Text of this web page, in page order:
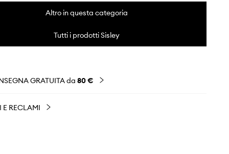
Altro in questa categoria
Tutti i prodotti Sisley
GRATUITA da 80 €
E RECLAMI